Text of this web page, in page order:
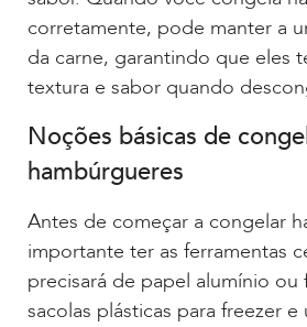
corretamente, pode manter a
da carne, garantindo que eles
textura e sabor quando
Noções básicas de
hambúrgueres
Antes de começar a congelar
importante ter as ferramentas
precisará de papel alumínio ou
sacolas plásticas para freezer